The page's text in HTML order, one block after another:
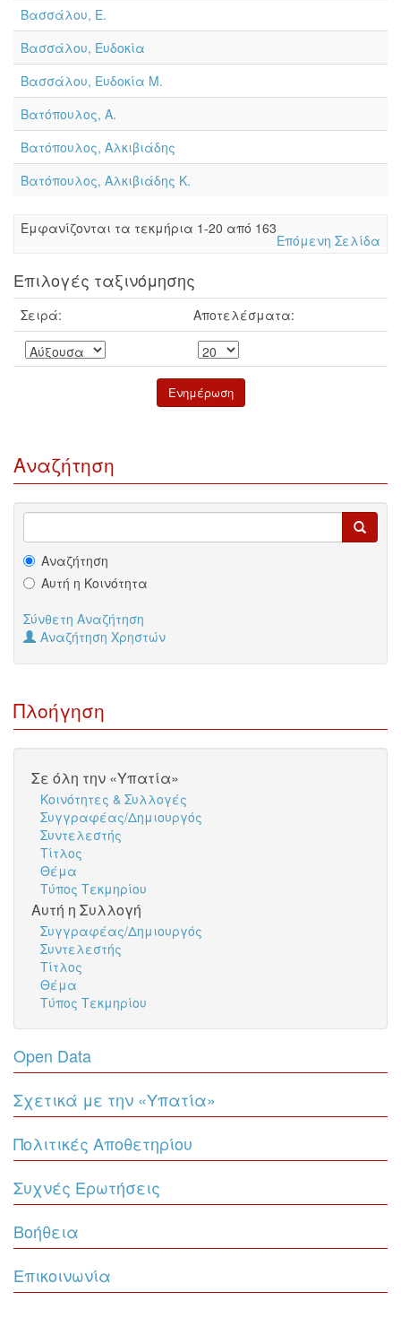
Βασσάλου, Ε.
Βασσάλου, Ευδοκία
Βασσάλου, Ευδοκία Μ.
Βατόπουλος, Α.
Βατόπουλος, Αλκιβιάδης
Βατόπουλος, Αλκιβιάδης Κ.
Eμφανίζονται τα τεκμήρια 1-20 από 163
Επόμενη Σελίδα
Επιλογές ταξινόμησης
Σειρά: Αποτελέσματα:
Αναζήτηση
Αναζήτηση
Αυτή η Κοινότητα
Σύνθετη Αναζήτηση
Αναζήτηση Χρηστών
Πλοήγηση
Σε όλη την «Υπατία»
Κοινότητες & Συλλογές
Συγγραφέας/Δημιουργός
Συντελεστής
Τίτλος
Θέμα
Τύπος Τεκμηρίου
Αυτή η Συλλογή
Συγγραφέας/Δημιουργός
Συντελεστής
Τίτλος
Θέμα
Τύπος Τεκμηρίου
Open Data
Σχετικά με την «Υπατία»
Πολιτικές Αποθετηρίου
Συχνές Ερωτήσεις
Βοήθεια
Επικοινωνία